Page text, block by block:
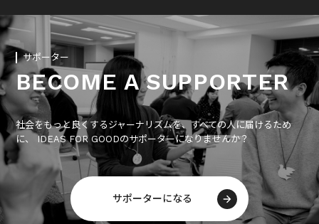
サポーター
BECOME A SUPPORTER
社会をもっと良くするジャーナリズムを、すべての人に届けるため
に、 IDEAS FOR GOODのサポーターになりませんか？
サポーターになる